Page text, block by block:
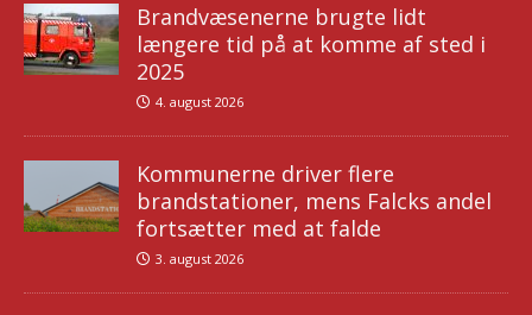
Brandvæsenerne brugte lidt
længere tid på at komme af sted i
2025
4. august 2026
Kommunerne driver flere
brandstationer, mens Falcks andel
fortsætter med at falde
3. august 2026